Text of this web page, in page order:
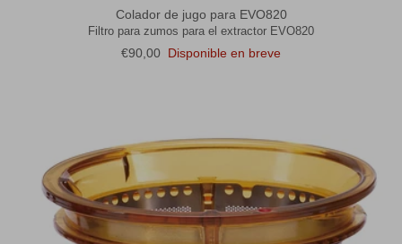
Colador de jugo para EVO820
Filtro para zumos para el extractor EVO820
Precio normal
€90,00 Disponible en breve